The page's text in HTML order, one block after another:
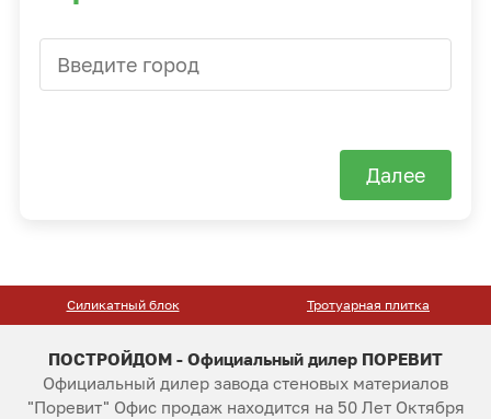
Далее
Силикатный блок Тротуарная плитка
ПОСТРОЙДОМ - Официальный дилер ПОРЕВИТ
Официальный дилер завода стеновых материалов
"Поревит" Офис продаж находится на 50 Лет Октября